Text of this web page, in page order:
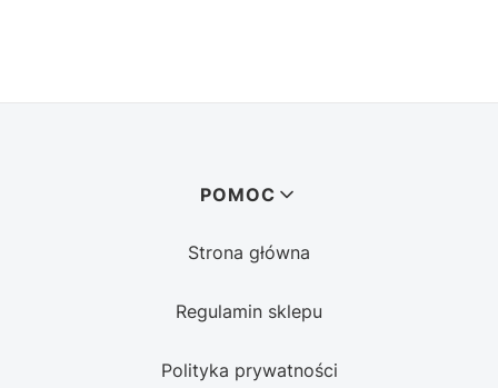
POMOC
Strona główna
Regulamin sklepu
Polityka prywatności